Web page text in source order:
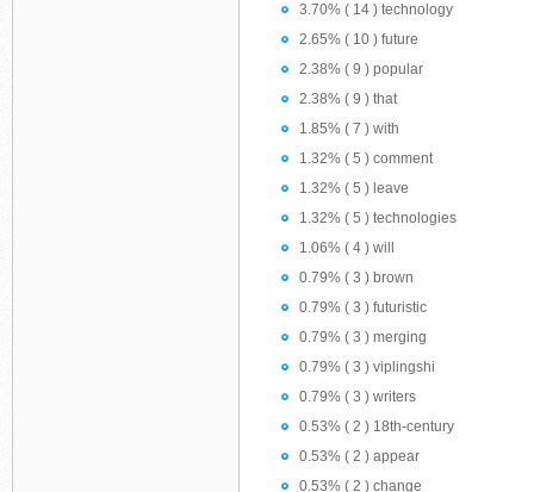
3.70% ( 14 ) technology
2.65% ( 10 ) future
2.38% ( 9 ) popular
2.38% ( 9 ) that
1.85% ( 7 ) with
1.32% ( 5 ) comment
1.32% ( 5 ) leave
1.32% ( 5 ) technologies
1.06% ( 4 ) will
0.79% ( 3 ) brown
0.79% ( 3 ) futuristic
0.79% ( 3 ) merging
0.79% ( 3 ) viplingshi
0.79% ( 3 ) writers
0.53% ( 2 ) 18th-century
0.53% ( 2 ) appear
0.53% ( 2 ) change